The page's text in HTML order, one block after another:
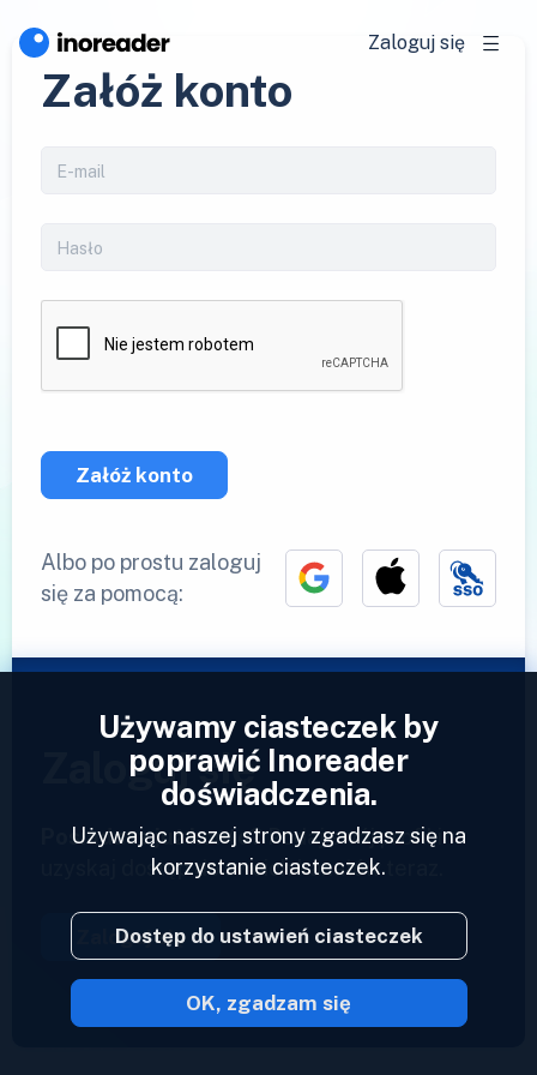
Zaloguj się
Załóż konto
Załóż konto
Albo po prostu zaloguj
się za pomocą:
Zaloguj się
Posiadasz już konto?Podaj swój profil i
uzyskaj dostęp do swoich kanałów teraz.
Zaloguj się
2023 © Inoreader
Używamy ciasteczek by
poprawić Inoreader
doświadczenia.
Używając naszej strony zgadzasz się na
korzystanie ciasteczek.
Dostęp do ustawień ciasteczek
OK, zgadzam się